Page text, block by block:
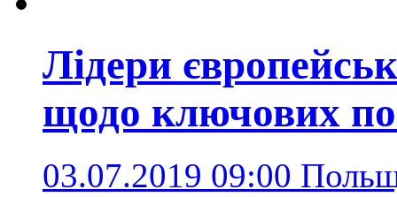
Лідери
щодо ключових
03.07.2019 09:00